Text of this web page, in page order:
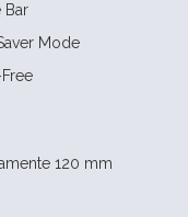
Bar
Mode
120 mm